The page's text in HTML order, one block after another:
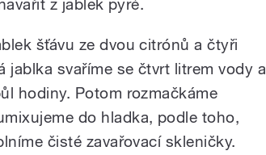
z jablek pyré.
šťávu ze dvou citrónů a čtyři
jablka svaříme se čtvrt litrem vody a
hodiny. Potom rozmačkáme
do hladka, podle toho,
čisté zavařovací skleničky.